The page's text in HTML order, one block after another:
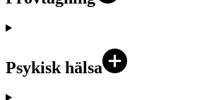
Psykisk hälsa